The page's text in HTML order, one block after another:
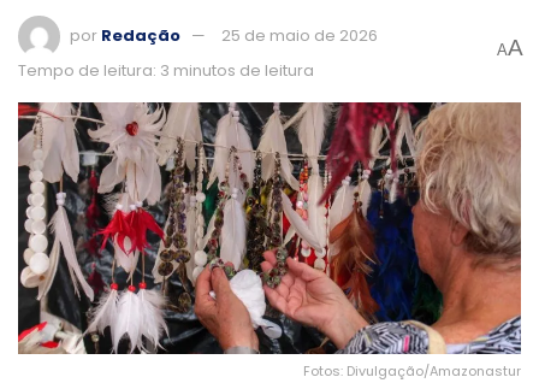
por Redação
25 de maio de 2026
Tempo de leitura: 3 minutos de leitura
AA
Fotos: Divulgação/Amazonastur